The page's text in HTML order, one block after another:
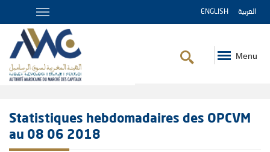
ENGLISH العربية
Menu
Statistiques hebdomadaires des OPCVM
au 08 06 2018